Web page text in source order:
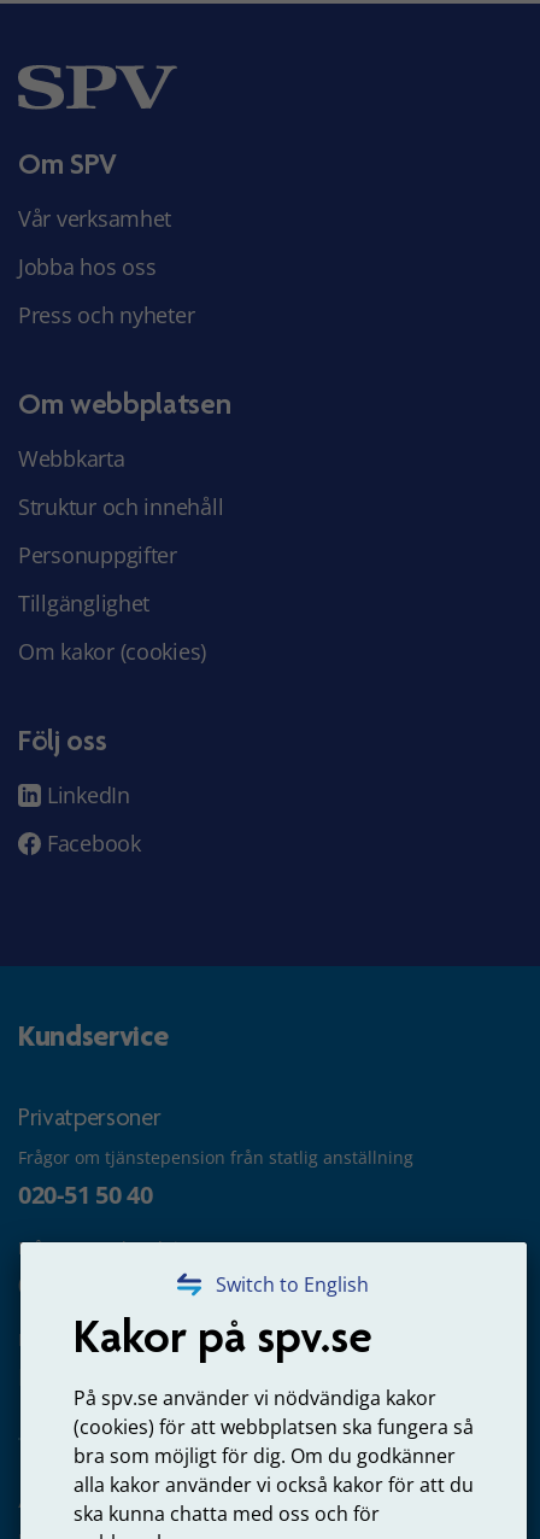
Switch to English
Kakor på spv.se
På spv.se använder vi nödvändiga kakor
(cookies) för att webbplatsen ska fungera så
bra som möjligt för dig. Om du godkänner
alla kakor använder vi också kakor för att du
ska kunna chatta med oss och för
Om SPV
Vår verksamhet
Jobba hos oss
Press och nyheter
Om webbplatsen
Webbkarta
Struktur och innehåll
Personuppgifter
Tillgänglighet
Om kakor (cookies)
Följ oss
LinkedIn
Facebook
Kundservice
Privatpersoner
Frågor om tjänstepension från statlig anställning
020-51 50 40
Frågor om utbetalning
020-65 00 65
Kontakta oss
Arbetsgivare